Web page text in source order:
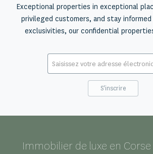
Exceptional properties in exceptional
privileged customers, and stay
exclusivities, our confidential
mail
*
Immobilier de luxe en Corse